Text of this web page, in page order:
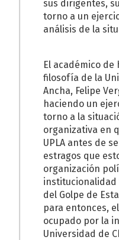
sus dirigentes,
torno a un
análisis de la
El académico
filosofía de la
Ancha, Felipe
haciendo un
torno a la
organizativa en
UPLA antes de
estragos que
organización
institucionalidad
del Golpe de
para entonces,
ocupado por la
Universidad de